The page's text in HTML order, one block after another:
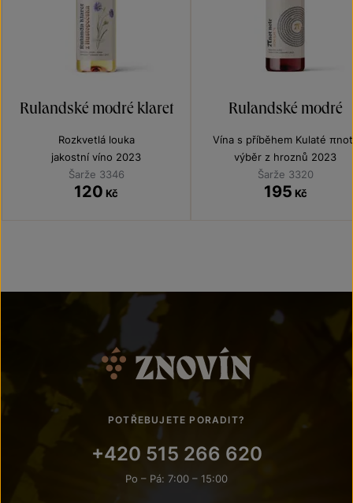
Rulandské modré klaret
Rozkvetlá louka
jakostní víno 2023
Šarže 3346
120 Kč
Rulandské modré
Vína s příběhem Kulaté
výběr z hroznů 2023
Šarže 3320
195 Kč
POTŘEBUJETE PORADIT?
+420 515 266 620
Po – Pá: 7:00 – 15:00